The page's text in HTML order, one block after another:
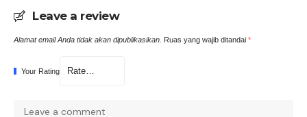
Leave a review
Alamat email Anda tidak akan dipublikasikan. Ruas yang wajib ditandai *
Your Rating